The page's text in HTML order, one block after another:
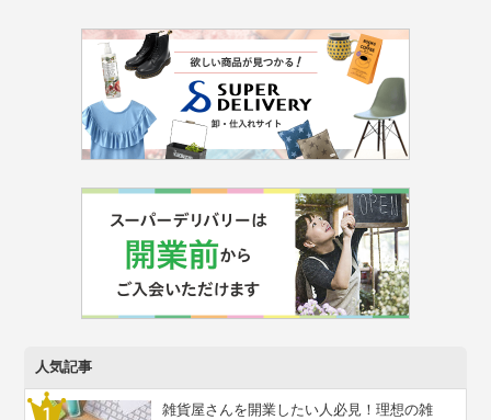
人気記事
雑貨屋さんを開業したい人必見！理想の雑